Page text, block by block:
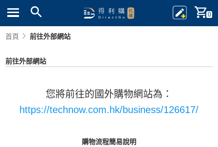
0
首頁 前往外部網站
前往外部網站
您將前往的國外購物網站為：
https://technow.com.hk/business/126617/
購物流程簡易說明